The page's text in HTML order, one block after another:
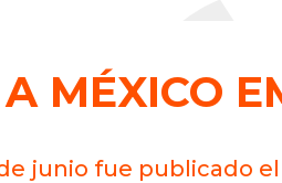
MÉXICO
de junio fue publicado